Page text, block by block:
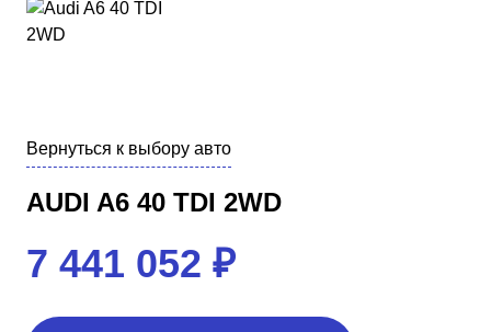
Вернуться к выбору авто
AUDI A6 40 TDI 2WD
7 441 052 ₽